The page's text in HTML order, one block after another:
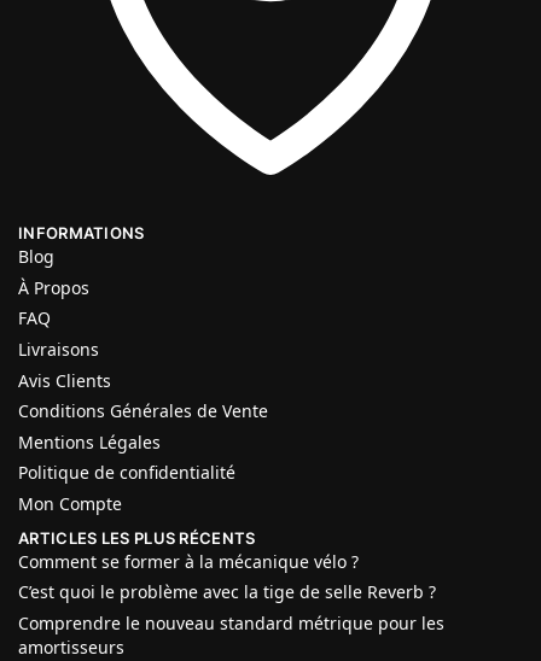
INFORMATIONS
Blog
À Propos
FAQ
Livraisons
Avis Clients
Conditions Générales de Vente
Mentions Légales
Politique de confidentialité
Mon Compte
ARTICLES LES PLUS RÉCENTS
Comment se former à la mécanique vélo ?
C’est quoi le problème avec la tige de selle Reverb ?
Comprendre le nouveau standard métrique pour les
amortisseurs